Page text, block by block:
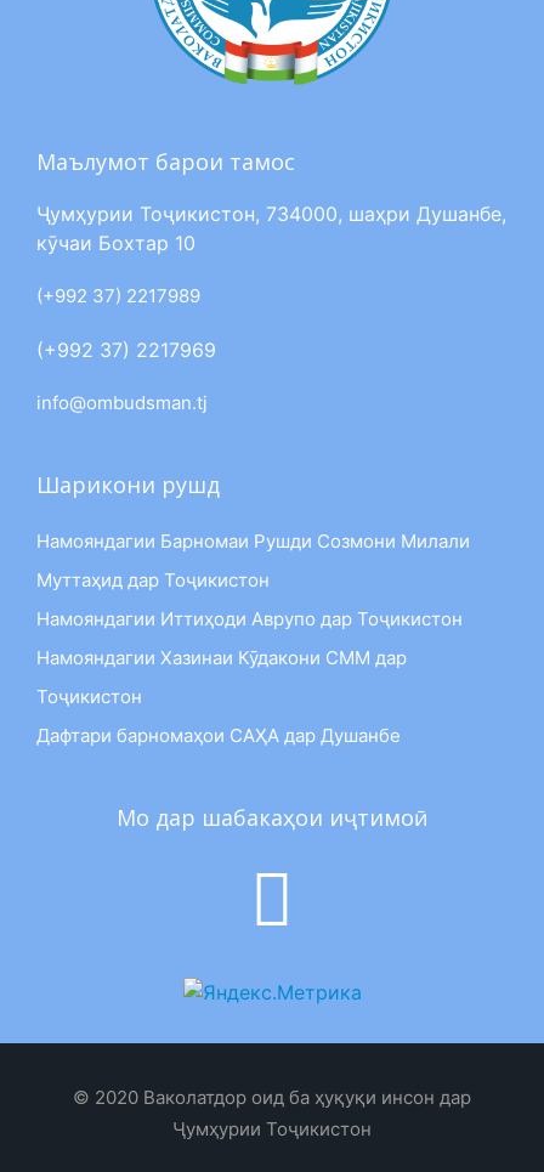
Маълумот барои тамос
Ҷумҳурии Тоҷикистон, 734000, шаҳри Душанбе,
кӯчаи Бохтар 10
(+992 37) 2217989
(+992 37) 2217969
info@ombudsman.tj
Шарикони рушд
Намояндагии Барномаи Рушди Созмони Милали
Муттаҳид дар Тоҷикистон
Намояндагии Иттиҳоди Аврупо дар Тоҷикистон
Намояндагии Хазинаи Кӯдакони СММ дар
Тоҷикистон
Дафтари барномаҳои САҲА дар Душанбе
Мо дар шабакаҳои иҷтимоӣ
© 2020 Ваколатдор оид ба ҳуқуқи инсон дар
Ҷумҳурии Тоҷикистон